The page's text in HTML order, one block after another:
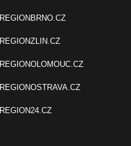
REGIONBRNO.CZ
REGIONZLIN.CZ
REGIONOLOMOUC.CZ
REGIONOSTRAVA.CZ
REGION24.CZ